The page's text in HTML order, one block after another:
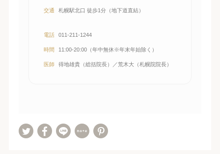
交通 札幌駅北口 徒歩1分（地下道直結）
電話 011-211-1244
時間 11:00-20:00（年中無休※年末年始除く）
医師 得地雄貴（総括院長）／荒木大（札幌院院長）